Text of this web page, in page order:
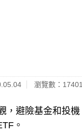
瀏覽數：17401
，避險基金和投機
。